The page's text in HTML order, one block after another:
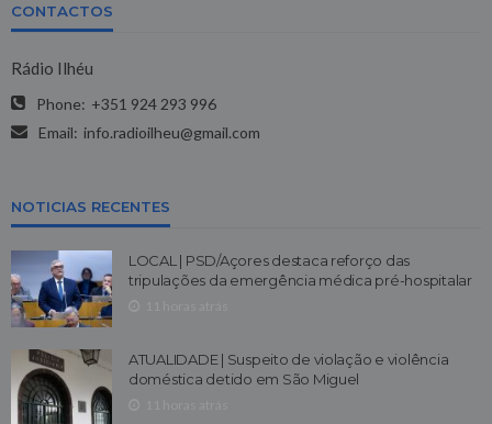
CONTACTOS
Rádio Ilhéu
Phone: +351 924 293 996
Email: info.radioilheu@gmail.com
NOTICIAS RECENTES
LOCAL | PSD/Açores destaca reforço das
tripulações da emergência médica pré-hospitalar
ATUALIDADE | Suspeito de violação e violência
doméstica detido em São Miguel